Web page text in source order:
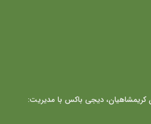
کریمشاهیان، دیجی باکس با مدیریت: